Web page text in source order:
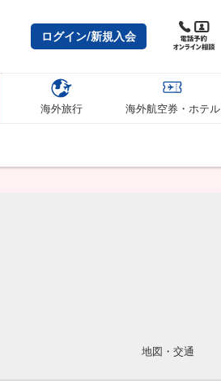
ログイン/新規入会
海外旅行 海外航空券・ホテル
地図・交通